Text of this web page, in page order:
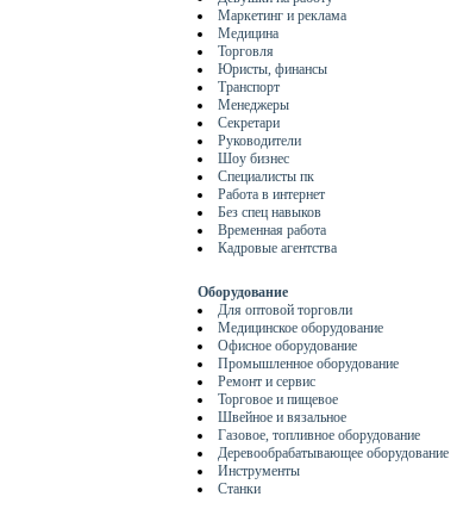
Маркетинг и реклама
Медицина
Торговля
Юристы, финансы
Транспорт
Менеджеры
Секретари
Руководители
Шоу бизнес
Специалисты пк
Работа в интернет
Без спец навыков
Временная работа
Кадровые агентства
Оборудование
Для оптовой торговли
Медицинское оборудование
Офисное оборудование
Промышленное оборудование
Ремонт и сервис
Торговое и пищевое
Швейное и вязальное
Газовое, топливное оборудование
Деревообрабатывающее оборудование
Инструменты
Станки